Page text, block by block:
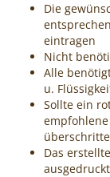
Die
eintragen
Nicht
Alle
u.
Sollte ein
Das